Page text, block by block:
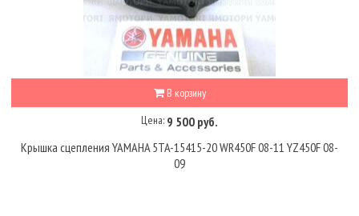
В корзину
Цена: 9 500 руб.
Крышка сцепления YAMAHA 5TA-15415-20 WR450F 08-11 YZ450F 08-
09